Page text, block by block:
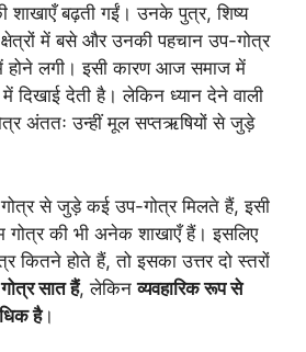
बढ़ती गईं। उनके पुत्र, शिष्य
में बसे और उनकी पहचान उप-गोत्र
होने लगी। इसी कारण आज समाज में
दिखाई देती है। लेकिन ध्यान देने वाली
अंततः उन्हीं मूल सप्तऋषियों से जुड़े
से जुड़े कई उप-गोत्र मिलते हैं, इसी
गोत्र की भी अनेक शाखाएँ हैं। इसलिए
कितने होते हैं, तो इसका उत्तर दो स्तरों
सात हैं, लेकिनव्यवहारिक रूप से
है।